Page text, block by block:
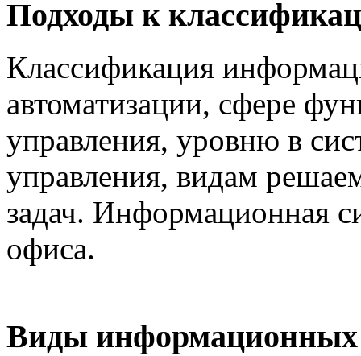
Подходы к
Классификация
автоматизации, сфере
управления, уровню в
управления, видам
задач. Информационная
офиса.
Виды информационных